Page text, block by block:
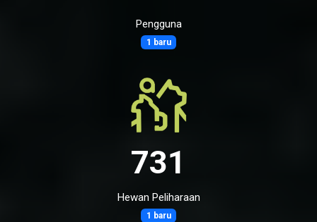
Pengguna
1 baru
731
Hewan Peliharaan
1 baru